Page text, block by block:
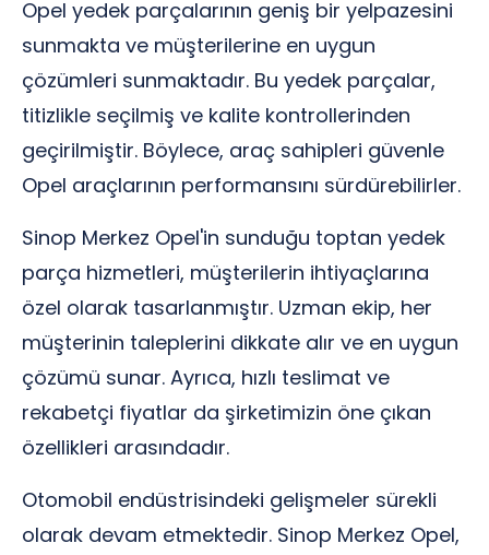
Opel yedek parçalarının geniş bir yelpazesini
sunmakta ve müşterilerine en uygun
çözümleri sunmaktadır. Bu yedek parçalar,
titizlikle seçilmiş ve kalite kontrollerinden
geçirilmiştir. Böylece, araç sahipleri güvenle
Opel araçlarının performansını sürdürebilirler.
Sinop Merkez Opel'in sunduğu toptan yedek
parça hizmetleri, müşterilerin ihtiyaçlarına
özel olarak tasarlanmıştır. Uzman ekip, her
müşterinin taleplerini dikkate alır ve en uygun
çözümü sunar. Ayrıca, hızlı teslimat ve
rekabetçi fiyatlar da şirketimizin öne çıkan
özellikleri arasındadır.
Otomobil endüstrisindeki gelişmeler sürekli
olarak devam etmektedir. Sinop Merkez Opel,